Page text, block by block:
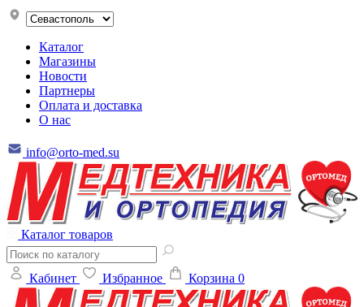
Каталог
Магазины
Новости
Партнеры
Оплата и доставка
О нас
info@orto-med.su
Каталог товаров
Кабинет Избранное Корзина 0